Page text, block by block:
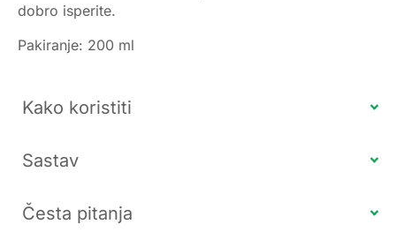
dobro isperite.
Pakiranje: 200 ml
Kako koristiti
Sastav
Česta pitanja